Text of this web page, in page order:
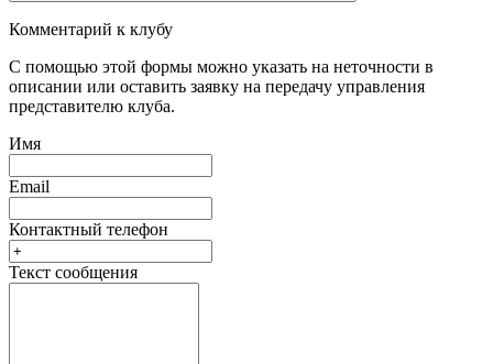
Комментарий к клубу
С помощью этой формы можно указать на неточности в
описании или оставить заявку на передачу управления
представителю клуба.
Имя
Email
Контактный телефон
Текст сообщения